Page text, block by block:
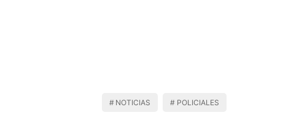
NOTICIAS POLICIALES